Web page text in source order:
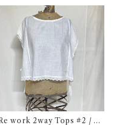
work 2way Tops #2 / リ